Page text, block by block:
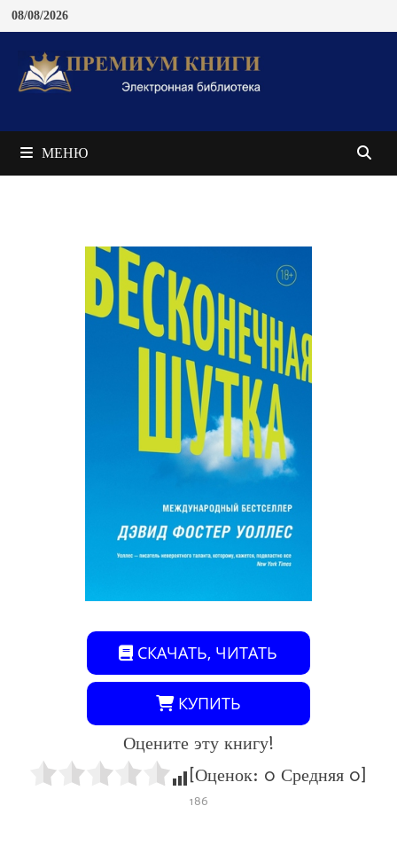
Перейти
содержимому
08/08/2026
МЕНЮ
СКАЧАТЬ, ЧИТАТЬ
КУПИТЬ
Оцените эту книгу!
[Оценок: 0 Средняя 0]
186